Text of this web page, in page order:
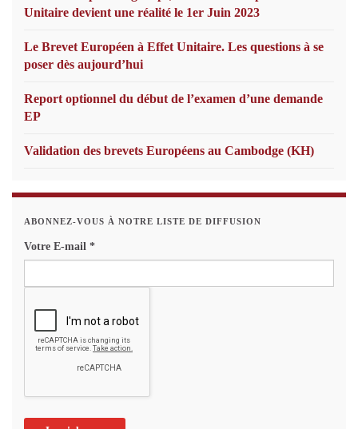
Unitaire devient une réalité le 1er Juin 2023
Le Brevet Européen à Effet Unitaire. Les questions à se
poser dès aujourd’hui
Report optionnel du début de l’examen d’une demande
EP
Validation des brevets Européens au Cambodge (KH)
ABONNEZ-VOUS À NOTRE LISTE DE DIFFUSION
Votre E-mail *